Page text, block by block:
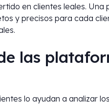
en clientes leales. Una
y precisos para cada
las
lo ayudan a analizar